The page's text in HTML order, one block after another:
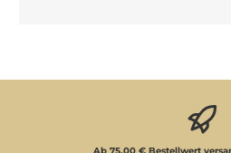
Ab 75,00 € Bestellwert